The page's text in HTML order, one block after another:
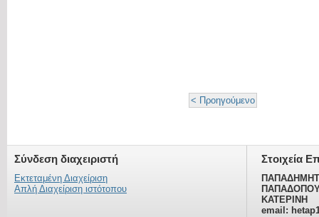
< Προηγούμενο
Σύνδεση διαχειριστή
Εκτεταμένη Διαχείριση
Απλή Διαχείριση ιστότοπου
Στοιχεία
ΚΑΤΕΡΙΝΗ
email: